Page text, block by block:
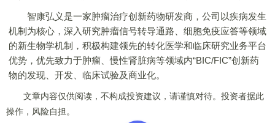
智康弘义是一家肿瘤治疗创新药物研发商，公司以疾病发生
机制为核心，深入研究肿瘤信号转导通路、细胞免疫应答等领域
的新生物学机制，积极构建领先的转化医学和临床研究业务平台
优势，优先致力于肿瘤、慢性肾脏病等领域内“BIC/FIC”创新药
物的发现、开发、临床试验及商业化。
文章内容仅供阅读，不构成投资建议，请谨慎对待。投资者据此
操作，风险自担。